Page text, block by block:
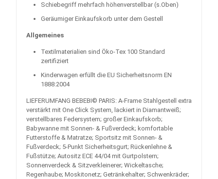
Schiebegriff mehrfach höhenverstellbar (s.Oben)
Geräumiger Einkaufskorb unter dem Gestell
Allgemeines
Textilmaterialien sind Öko-Tex 100 Standard
zertifiziert
Kinderwagen erfüllt die EU Sicherheitsnorm EN
1888:2004
LIEFERUMFANG BEBEBI© PARIS: A-Frame Stahlgestell extra
verstärkt mit One Click System, lackiert in Diamantweiß;
verstellbares Federsystem; großer Einkaufskorb;
Babywanne mit Sonnen- & Fußverdeck; komfortable
Futterstoffe & Matratze; Sportsitz mit Sonnen- &
Fußverdeck; 5-Punkt Sicherheitsgurt; Rückenlehne &
Fußstütze; Autositz ECE 44/04 mit Gurtpolstern;
Sonnenverdeck & Sitzverkleinerer; Wickeltasche;
Regenhaube; Moskitonetz; Getränkehalter; Schwenkräder;